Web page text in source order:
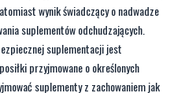
przyjmowane o określonych
suplementy z zachowaniem jak
jak i długotrwałej suplementacji